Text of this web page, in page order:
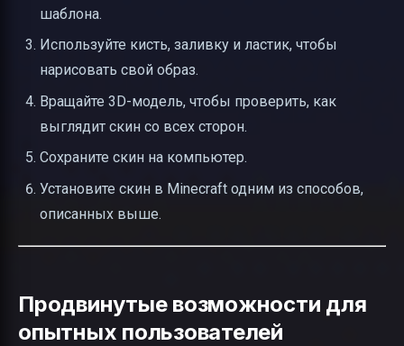
шаблона.
Используйте кисть, заливку и ластик, чтобы
нарисовать свой образ.
Вращайте 3D-модель, чтобы проверить, как
выглядит скин со всех сторон.
Сохраните скин на компьютер.
Установите скин в Minecraft одним из способов,
описанных выше.
Продвинутые возможности для
опытных пользователей